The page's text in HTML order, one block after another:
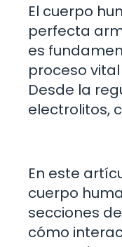
El cuerpo
perfecta
es
proceso
Desde la
electrolitos,
En este
cuerpo
secciones
cómo